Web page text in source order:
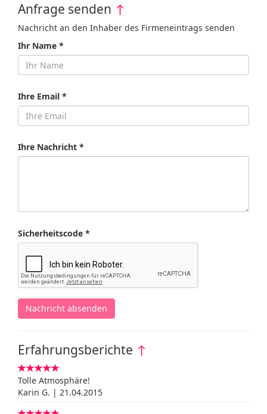
Anfrage senden ↑
Nachricht an den Inhaber des Firmeneintrags senden
Ihr Name *
Ihre Email *
Ihre Nachricht *
Sicherheitscode *
Nachricht absenden
Erfahrungsberichte ↑
Tolle Atmosphäre!
Karin G. | 21.04.2015